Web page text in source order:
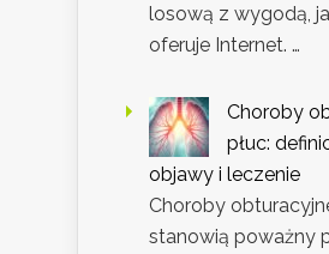
losową z wygodą,
oferuje Internet. …
Choroby
płuc:
objawy i leczenie
Choroby
stanowią poważny